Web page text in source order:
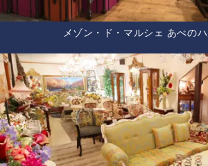
メゾン・ド・マルシェ あべの